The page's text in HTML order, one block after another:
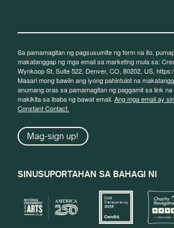
Sa pamamagitan ng pagsusumite ng form na ito,
makatanggap ng mga email sa marketing mula sa:
Wynkoop St, Suite 522, Denver, CO, 80202, US,
Maaari mong bawiin ang iyong pahintulot na
anumang oras sa pamamagitan ng paggamit sa link
makikita sa ibaba ng bawat email. Ang mga email ay
Constant Contact.
Mag-sign up!
SINUSUPORTAHAN SA BAHAGI NI